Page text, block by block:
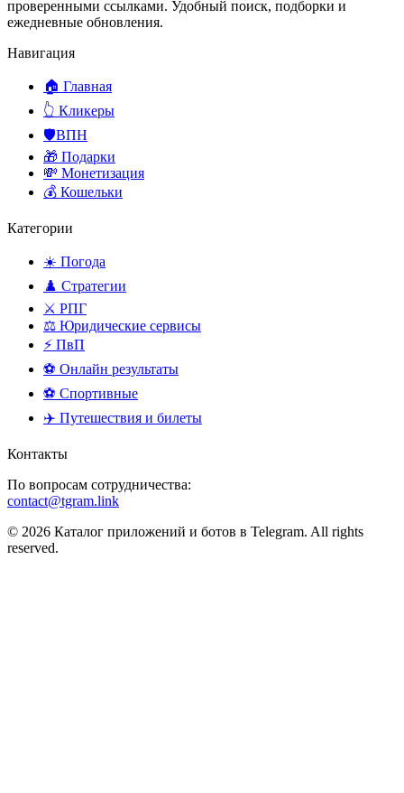
проверенными ссылками. Удобный поиск, подборки и
ежедневные обновления.
Навигация
🏠 Главная
👆 Кликеры
🛡️ВПН
🎁 Подарки
💸 Монетизация
💰 Кошельки
Категории
☀️ Погода
♟️ Стратегии
⚔️ РПГ
⚖️ Юридические сервисы
⚡ ПвП
⚽ Онлайн результаты
⚽ Спортивные
✈️ Путешествия и билеты
Контакты
По вопросам сотрудничества:
contact@tgram.link
© 2026 Каталог приложений и ботов в Telegram. All rights
reserved.